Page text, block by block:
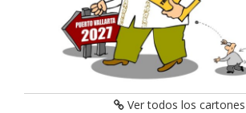
Ver todos los cartones